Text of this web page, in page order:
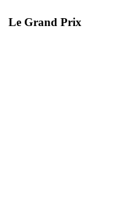
Le Grand Prix